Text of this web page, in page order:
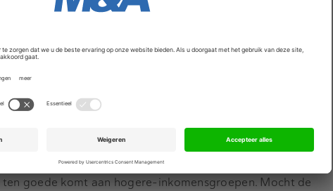
is
De overheid probeert momenteel via twee tijdelijke
groeimodel zien dat bij het schrappen van deze fondsen,
een reëel scenario is, de Nederlandse economie op
Ook tonen zij aan dat omgerekend iedere euro die
2035 4,60 euro aan BBP-rendement oplevert.
Een voorbeeld van het kortetermijndenken van de
om de verhoging van de benzine- en dieselaccijnzen in
goede komt aan hogere-inkomensgroepen. Mocht de